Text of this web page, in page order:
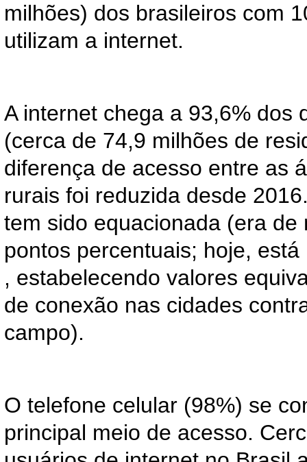
milhões) dos brasileiros com
utilizam a internet.
A internet chega a 93,6% dos
(cerca de 74,9 milhões de
diferença de acesso entre as
rurais foi reduzida desde
tem sido equacionada (era de
pontos percentuais; hoje,
, estabelecendo valores
de conexão nas cidades
campo).
O telefone celular (98%) se
principal meio de acesso.